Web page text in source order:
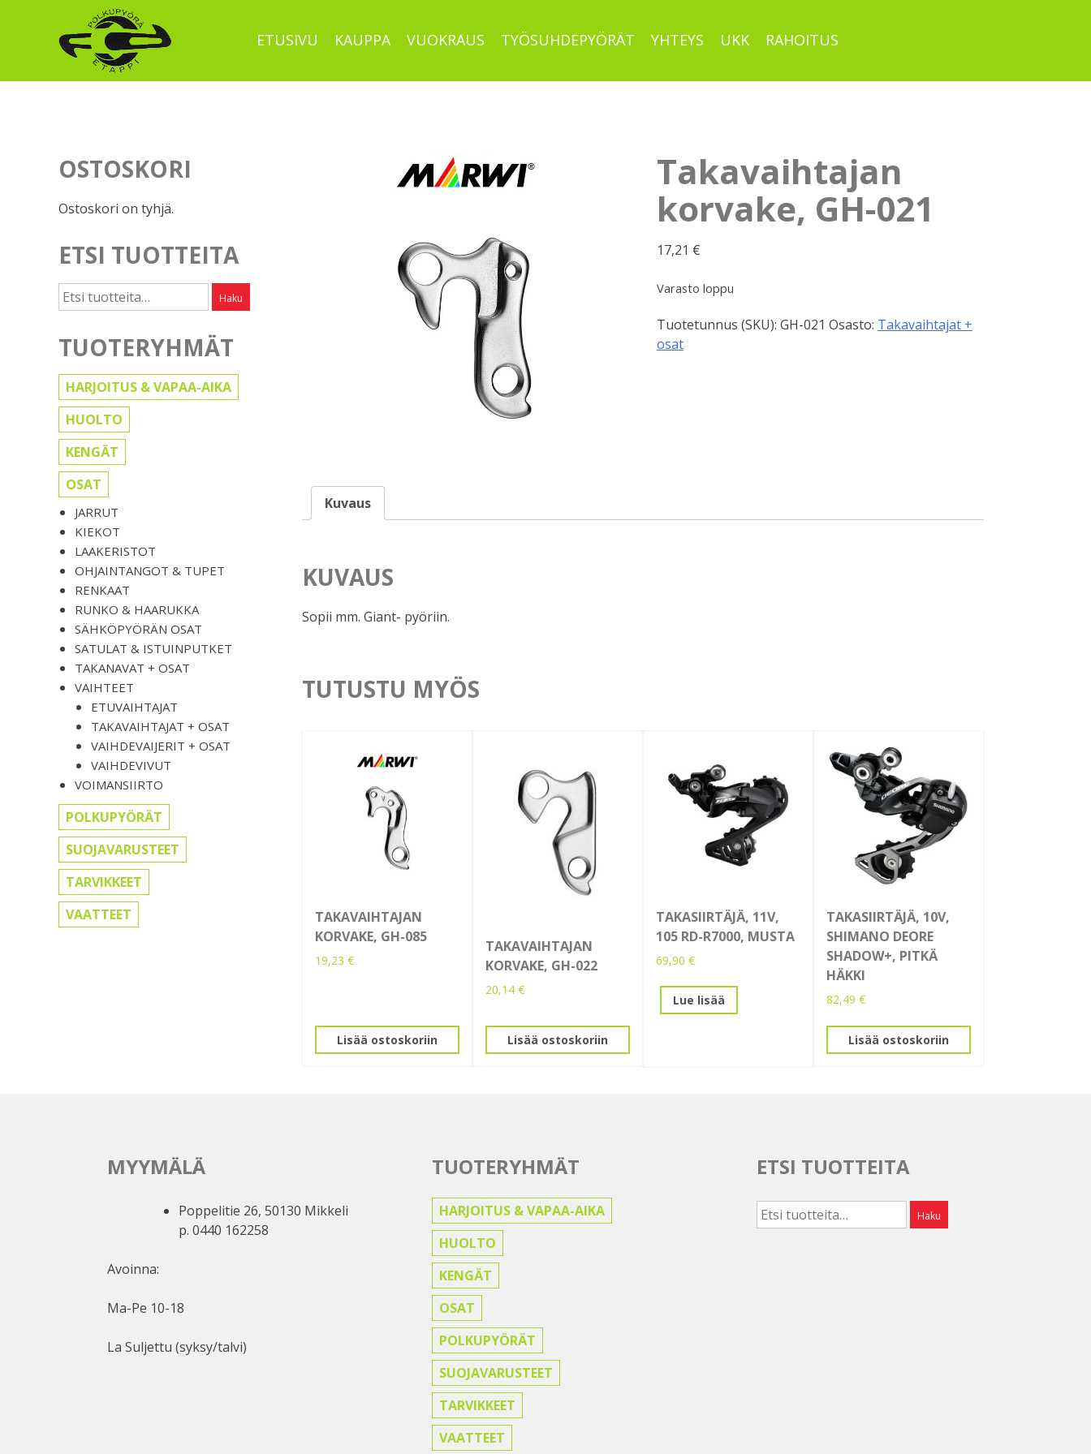
ETUSIVU KAUPPA VUOKRAUS TYÖSUHDEPYÖRÄT YHTEYS UKK RAHOITUS
OSTOSKORI
Ostoskori on tyhjä.
ETSI TUOTTEITA
Etsi: Haku
TUOTERYHMÄT
HARJOITUS & VAPAA-AIKA
HUOLTO
KENGÄT
OSAT
JARRUT
KIEKOT
LAAKERISTOT
OHJAINTANGOT & TUPET
RENKAAT
RUNKO & HAARUKKA
SÄHKÖPYÖRÄN OSAT
SATULAT & ISTUINPUTKET
TAKANAVAT + OSAT
VAIHTEET
ETUVAIHTAJAT
TAKAVAIHTAJAT + OSAT
VAIHDEVAIJERIT + OSAT
VAIHDEVIVUT
VOIMANSIIRTO
POLKUPYÖRÄT
SUOJAVARUSTEET
TARVIKKEET
VAATTEET
Takavaihtajan
korvake, GH-021
17,21 €
Varasto loppu
Tuotetunnus (SKU): GH-021 Osasto: Takavaihtajat +
osat
Kuvaus
KUVAUS
Sopii mm. Giant- pyöriin.
TUTUSTU MYÖS
TAKAVAIHTAJAN
KORVAKE, GH-085
19,23 €
Lisää ostoskoriin
TAKAVAIHTAJAN
KORVAKE, GH-022
20,14 €
Lisää ostoskoriin
TAKASIIRTÄJÄ, 11V,
105 RD-R7000, MUSTA
69,90 €
Lue lisää
TAKASIIRTÄJÄ, 10V,
SHIMANO DEORE
SHADOW+, PITKÄ
HÄKKI
82,49 €
Lisää ostoskoriin
MYYMÄLÄ
Poppelitie 26, 50130 Mikkeli
p. 0440 162258
Avoinna:
Ma-Pe 10-18
La Suljettu (syksy/talvi)
TUOTERYHMÄT
HARJOITUS & VAPAA-AIKA
HUOLTO
KENGÄT
OSAT
POLKUPYÖRÄT
SUOJAVARUSTEET
TARVIKKEET
VAATTEET
ETSI TUOTTEITA
Etsi: Haku